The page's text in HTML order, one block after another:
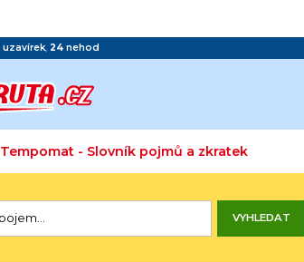
uzavírek,24 nehod
Tempomat - Slovník pojmů a zkratek